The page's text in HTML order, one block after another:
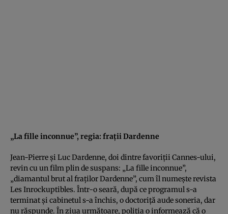
„La fille inconnue”, regia: fraţii Dardenne
Jean-Pierre şi Luc Dardenne, doi dintre favoriţii Cannes-ului,
revin cu un film plin de suspans: „La fille inconnue”,
„diamantul brut al fraţilor Dardenne”, cum îl numeşte revista
Les Inrockuptibles. Într-o seară, după ce programul s-a
terminat şi cabinetul s-a închis, o doctoriţă aude soneria, dar
nu răspunde. În ziua următoare, poliţia o informează că o